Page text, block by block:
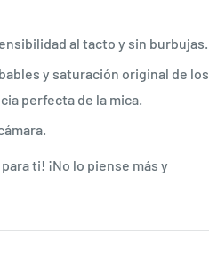
al tacto y sin burbujas.
y saturación original de los
perfecta de la mica.
ti! ¡No lo piense más y